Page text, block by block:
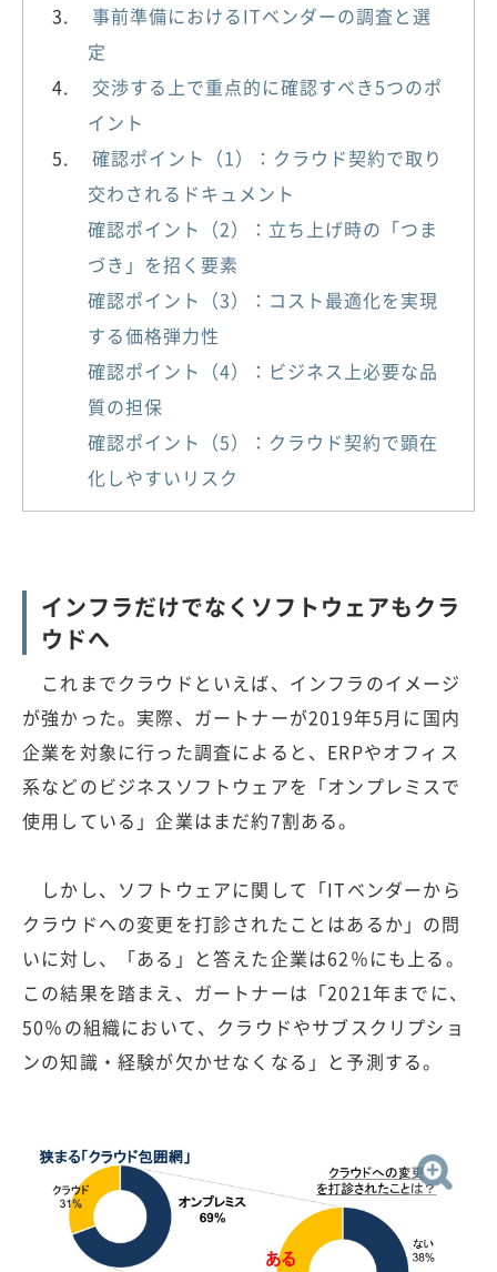
事前準備におけるITベンダーの調査と選
定
交渉する上で重点的に確認すべき5つのポ
イント
確認ポイント（1）：クラウド契約で取り
交わされるドキュメント
確認ポイント（2）：立ち上げ時の「つま
づき」を招く要素
確認ポイント（3）：コスト最適化を実現
する価格弾力性
確認ポイント（4）：ビジネス上必要な品
質の担保
確認ポイント（5）：クラウド契約で顕在
化しやすいリスク
インフラだけでなくソフトウェアもクラ
ウドへ
これまでクラウドといえば、インフラのイメージ
が強かった。実際、ガートナーが2019年5月に国内
企業を対象に行った調査によると、ERPやオフィス
系などのビジネスソフトウェアを「オンプレミスで
使用している」企業はまだ約7割ある。
しかし、ソフトウェアに関して「ITベンダーから
クラウドへの変更を打診されたことはあるか」の問
いに対し、「ある」と答えた企業は62％にも上る。
この結果を踏まえ、ガートナーは「2021年までに、
50％の組織において、クラウドやサブスクリプショ
ンの知識・経験が欠かせなくなる」と予測する。